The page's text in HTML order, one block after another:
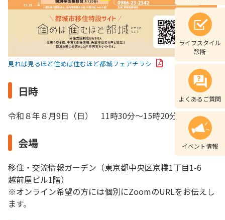
見れば見るほど住めば住むほど都城フェアチラシ
日時
令和８年８月9日（日） 11時30分～15時20分
会場
移住・交流情報ガーデン（東京都中央区京橋1丁目1-6
越前屋ビル1階）
※オンライン希望の方には個別にZoomのURLをお伝えし
ます。
ライフスタイル
診断
よくあるご質問
イベント情報